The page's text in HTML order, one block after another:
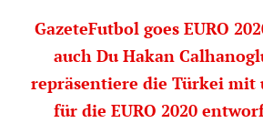
GazeteFutbol goes EURO
auch Du Hakan
repräsentiere die Türkei mit
für die EURO 2020